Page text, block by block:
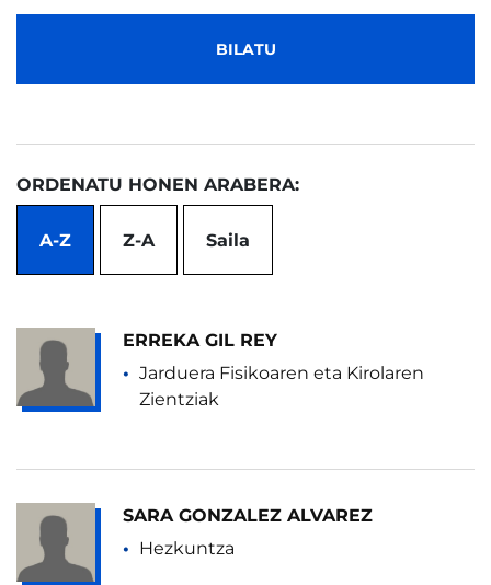
BILATU
ORDENATU HONEN ARABERA:
A-Z Z-A Saila
ERREKA GIL REY
Jarduera Fisikoaren eta Kirolaren
Zientziak
SARA GONZALEZ ALVAREZ
Hezkuntza